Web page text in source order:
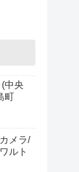
中央
町
メラ/
ルト